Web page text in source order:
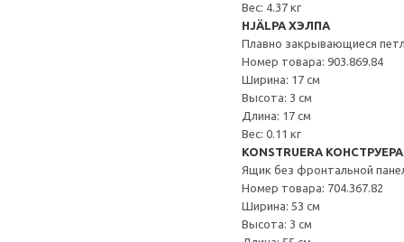
Вес: 4.37 кг
HJÄLPA ХЭЛПА
Плавно закрывающиеся
Номер товара: 903.869.84
Ширина: 17 см
Высота: 3 см
Длина: 17 см
Вес: 0.11 кг
KONSTRUERA КОНСТРУЕРА
Ящик без фронтальной
Номер товара: 704.367.82
Ширина: 53 см
Высота: 3 см